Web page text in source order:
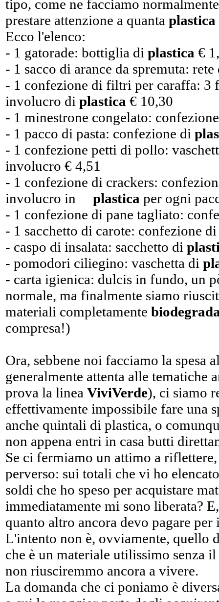
tipo, come ne facciamo
prestare attenzione a quanta plastica
Ecco l'elenco:
- 1 gatorade: bottiglia di plastica €
- 1 sacco di arance da spremuta:
- 1 confezione di filtri per caraffa: 3
involucro di plastica € 10,30
- 1 minestrone congelato:
- 1 pacco di pasta: confezione di
- 1 confezione petti di pollo:
involucro € 4,51
- 1 confezione di crackers:
involucro in plastica per ogni
- 1 confezione di pane tagliato:
- 1 sacchetto di carote: confezione
- caspo di insalata: sacchetto di
- pomodori ciliegino: vaschetta di
- carta igienica: dulcis in fundo, un
normale, ma finalmente siamo
materiali completamente
compresa!)
Ora, sebbene noi facciamo la spesa
generalmente attenta alle tematiche
prova la linea ViviVerde), ci siamo
effettivamente impossibile fare una
anche quintali di plastica, o
non appena entri in casa butti
Se ci fermiamo un attimo a
perverso: sui totali che vi ho
soldi che ho speso per acquistare
immediatamente mi sono liberata?
quanto altro ancora devo pagare
L'intento non è, ovviamente, quello
che è un materiale utilissimo senza
non riusciremmo ancora a vivere.
La domanda che ci poniamo è